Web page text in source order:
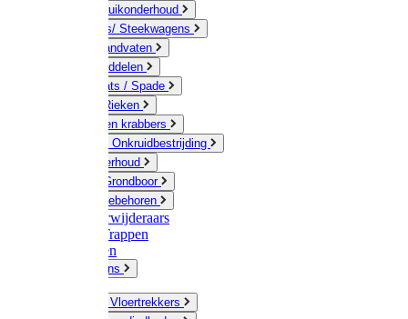
Boom / Struikonderhoud
Kruiwagens/ Steekwagens
Stelen / Handvaten
Tuinhulpmiddelen
Schop / Bats / Spade
Vorken & Rieken
Cultivator en krabbers
Schoffels / Onkruidbestrijding
Gazononderhoud
Hamers / Grondboor
Sledes / toebehoren
Onkruidverwijderaars
Ladders / Trappen
Werkbanken
Betonmolens
Bezems & Vloertrekkers